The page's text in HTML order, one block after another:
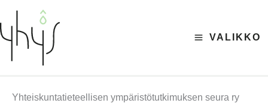
Siirry
sisältöön
VALIKKO
Yhteiskuntatieteellisen ympäristötutkimuksen seura ry